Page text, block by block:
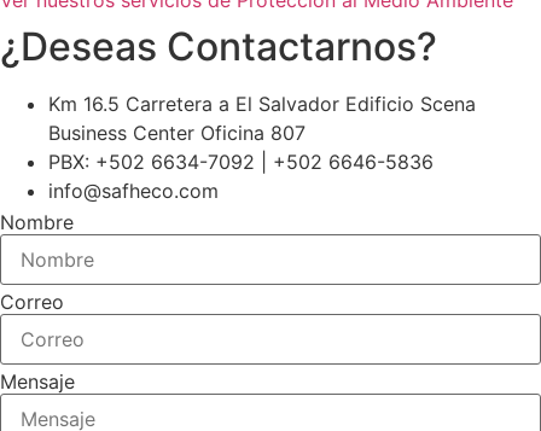
¿Deseas Contactarnos?
Km 16.5 Carretera a El Salvador Edificio Scena
Business Center Oficina 807
PBX: +502 6634-7092 | +502 6646-5836
info@safheco.com
Nombre
Correo
Mensaje